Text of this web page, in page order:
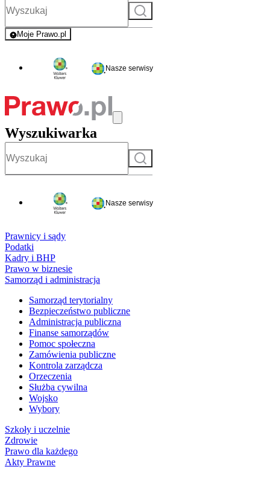
Szukaj
Moje Prawo.pl
- rejestracja i logowanie do serwisu
Nasze serwisy
Wyszukiwarka
Szukaj
Nasze serwisy
Prawnicy i sądy
Podatki
Kadry i BHP
Prawo w biznesie
Samorząd i administracja
Samorząd terytorialny
Bezpieczeństwo publiczne
Administracja publiczna
Finanse samorządów
Pomoc społeczna
Zamówienia publiczne
Kontrola zarządcza
Orzeczenia
Służba cywilna
Wojsko
Wybory
Szkoły i uczelnie
Zdrowie
Prawo dla każdego
Akty Prawne